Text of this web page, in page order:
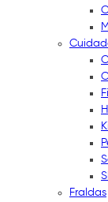
Fraldas